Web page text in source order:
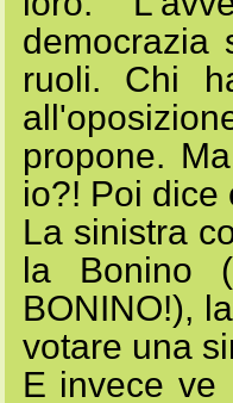
democrazia
ruoli. Chi
propone.
io?! Poi dice
La sinistra
la Bonino
BONINO!),
votare una
E invece ve